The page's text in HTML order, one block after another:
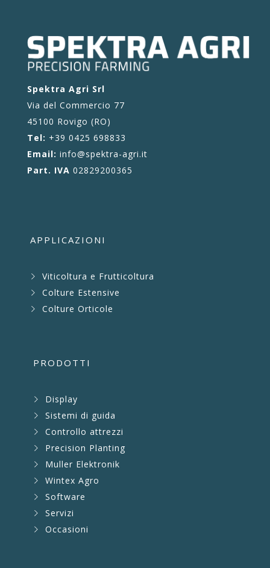
Spektra Agri Srl
Via del Commercio 77
45100 Rovigo (RO)
Tel: +39 0425 698833
Email: info@spektra-agri.it
Part. IVA 02829200365
APPLICAZIONI
Viticoltura e Frutticoltura
Colture Estensive
Colture Orticole
PRODOTTI
Display
Sistemi di guida
Controllo attrezzi
Precision Planting
Muller Elektronik
Wintex Agro
Software
Servizi
Occasioni